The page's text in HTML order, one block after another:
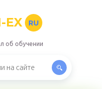
EX RU
об обучении